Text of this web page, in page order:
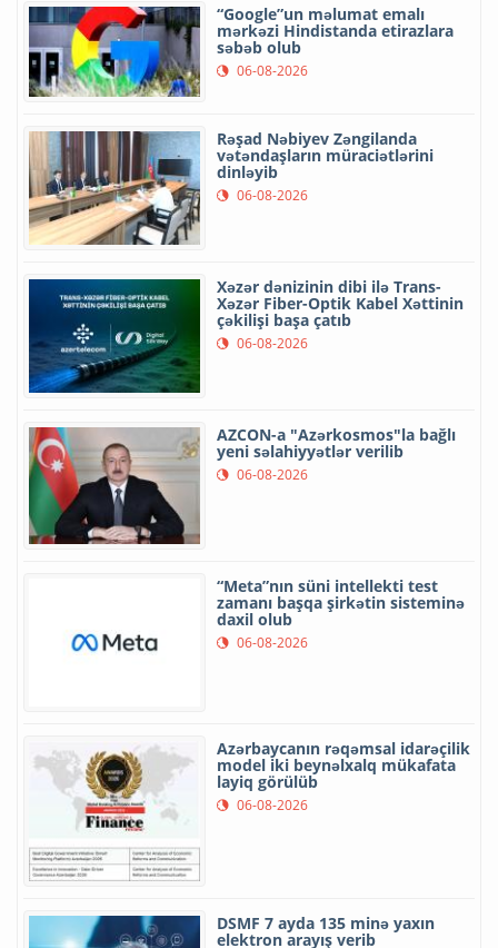
“Google”un məlumat emalı
mərkəzi Hindistanda etirazlara
səbəb olub
06-08-2026
Rəşad Nəbiyev Zəngilanda
vətəndaşların müraciətlərini
dinləyib
06-08-2026
Xəzər dənizinin dibi ilə Trans-
Xəzər Fiber-Optik Kabel Xəttinin
çəkilişi başa çatıb
06-08-2026
AZCON-a "Azərkosmos"la bağlı
yeni səlahiyyətlər verilib
06-08-2026
“Meta”nın süni intellekti test
zamanı başqa şirkətin sisteminə
daxil olub
06-08-2026
Azərbaycanın rəqəmsal idarəçilik
model iki beynəlxalq mükafata
layiq görülüb
06-08-2026
DSMF 7 ayda 135 minə yaxın
elektron arayış verib